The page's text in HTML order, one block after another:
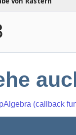
(callback